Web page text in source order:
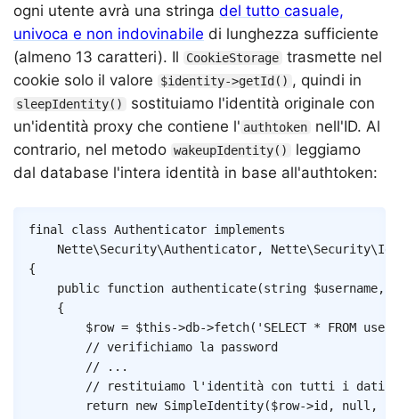
ogni utente avrà una stringa del tutto casuale,
univoca e non indovinabile di lunghezza sufficiente
(almeno 13 caratteri). Il
CookieStorage trasmette nel
cookie solo il valore
$identity->getId() , quindi in
sleepIdentity()
sostituiamo l'identità originale con
un'identità proxy che contiene l' authtoken
nell'ID. Al
contrario, nel metodo wakeupIdentity()
leggiamo
dal database l'intera identità in base all'authtoken:
final class Authenticator implements
Nette\Security\Authenticator,
{
public function authenticate(string $username,
{
$row = $this->db->fetch( 'SELECT * FROM
// verifichiamo la password
// ...
// restituiamo l'identità con tutti i dati
return new SimpleIdentity($row->id, null ,